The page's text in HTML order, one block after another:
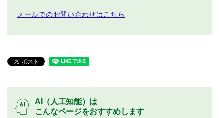
メールでのお問い合わせはこちら
AI（人工知能）は
こんなページをおすすめします